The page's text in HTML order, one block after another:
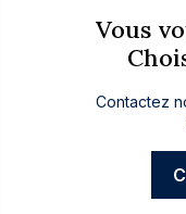
Vous
Contactez